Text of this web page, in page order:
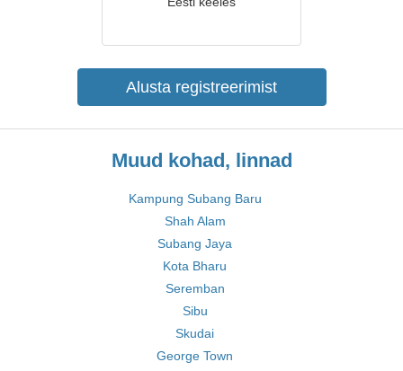
Alusta registreerimist
Muud kohad, linnad
Kampung Subang Baru
Shah Alam
Subang Jaya
Kota Bharu
Seremban
Sibu
Skudai
George Town